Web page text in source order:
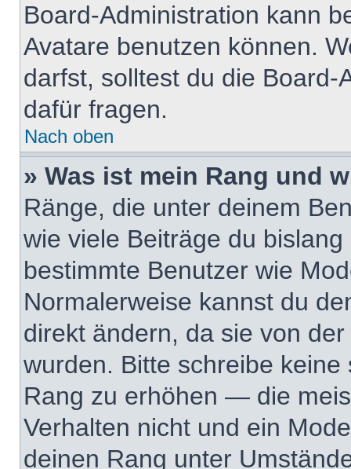
Board-Administration kann
Avatare benutzen können.
darfst, solltest du die
dafür fragen.
Nach oben
» Was ist mein Rang und
Ränge, die unter deinem
wie viele Beiträge du
bestimmte Benutzer wie
Normalerweise kannst du
direkt ändern, da sie von
wurden. Bitte schreibe
Rang zu erhöhen — die
Verhalten nicht und ein
deinen Rang unter